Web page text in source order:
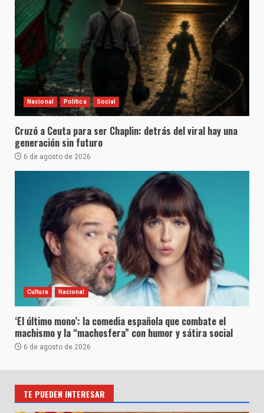
Nacional Política Social
Cruzó a Ceuta para ser Chaplin: detrás del viral hay una
generación sin futuro
6 de agosto de 2026
Cultura Nacional
‘El último mono’: la comedia española que combate el
machismo y la “machosfera” con humor y sátira social
6 de agosto de 2026
TE PUEDEN INTERESAR